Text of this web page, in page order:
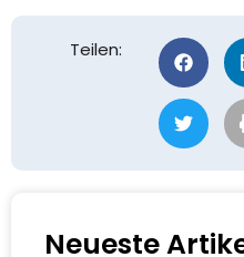
Teilen:
Neueste